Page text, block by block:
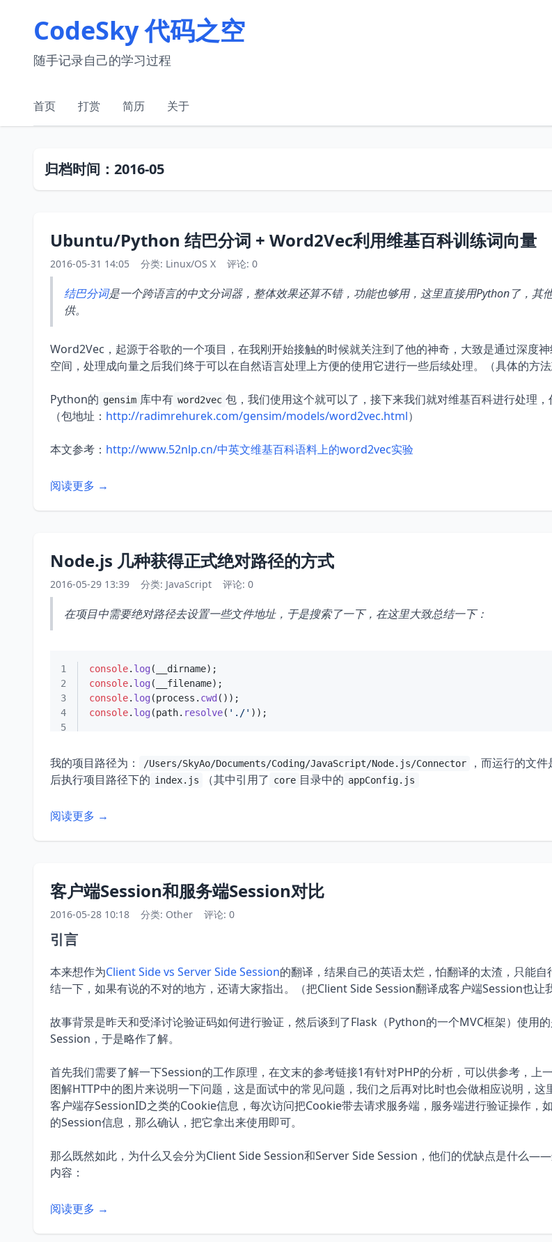
CodeSky 代码之空
随手记录自己的学习过程
首页 打赏 简历 关于
归档时间：2016-05
Ubuntu/Python 结巴分词 + Word2Vec利用维基百科训练词向量
2016-05-31 14:05 分类: Linux/OS X 评论: 0
结巴分词是一个跨语言的中文分词器，整体效果还算不错，功能也够用，这里直接用Python了，其
供。
Word2Vec，起源于谷歌的一个项目，在我刚开始接触的时候就关注到了他的神奇，大致是通过深度
空间，处理成向量之后我们终于可以在自然语言处理上方便的使用它进行一些后续处理。（具体的方法
Python的 gensim 库中有 word2vec 包，我们使用这个就可以了，接下来我们就对维基百科进行处理，
（包地址： http://radimrehurek.com/gensim/models/word2vec.html）
本文参考： http://www.52nlp.cn/中英文维基百科语料上的word2vec实验
阅读更多 →
Node.js 几种获得正式绝对路径的方式
2016-05-29 13:39 分类: JavaScript 评论: 0
在项目中需要绝对路径去设置一些文件地址，于是搜索了一下，在这里大致总结一下：
1 console. log
2
console. log
3
console. log (process. cwd
4
console. log (path. resolve( './'
5
我的项目路径为： /Users/SkyAo/Documents/Coding/JavaScript/Node.js/Connector ，而运行的文件
后执行项目路径下的 index.js （其中引用了 core 目录中的 appConfig.js
阅读更多 →
客户端Session和服务端Session对比
2016-05-28 10:18 分类: Other 评论: 0
引言
本来想作为Client Side vs Server Side Session的翻译，结果自己的英语太烂，怕翻译的太渣，只能自
结一下，如果有说的不对的地方，还请大家指出。（把Client Side Session翻译成客户端Session也让
故事背景是昨天和受泽讨论验证码如何进行验证，然后谈到了Flask（Python的一个MVC框架）使用
Session，于是略作了解。
首先我们需要了解一下Session的工作原理，在文末的参考链接1有针对PHP的分析，可以供参考，上
图解HTTP中的图片来说明一下问题，这是面试中的常见问题，我们之后再对比时也会做相应说明，这
客户端存SessionID之类的Cookie信息，每次访问把Cookie带去请求服务端，服务端进行验证操作，
的Session信息，那么确认，把它拿出来使用即可。
那么既然如此，为什么又会分为Client Side Session和Server Side Session，他们的优缺点是什么
内容：
阅读更多 →